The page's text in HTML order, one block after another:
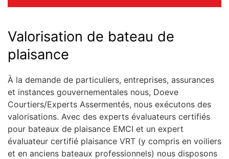
Valorisation de bateau de
plaisance
À la demande de particuliers, entreprises, assurances
et instances gouvernementales nous, Doeve
Courtiers/Experts Assermentés, nous exécutons des
valorisations. Avec des experts évaluateurs certifiés
pour bateaux de plaisance EMCI et un expert
évaluateur certifié plaisance VRT (y compris en voiliers
et en anciens bateaux professionnels) nous disposons